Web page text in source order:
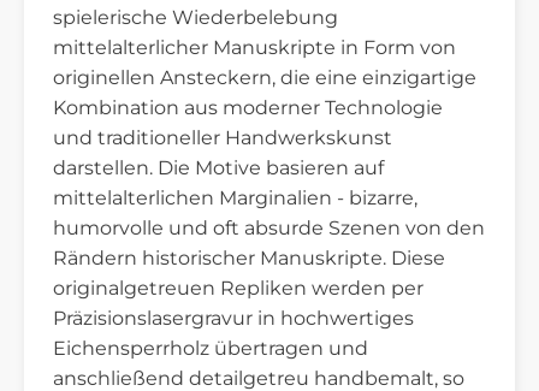
spielerische Wiederbelebung
mittelalterlicher Manuskripte in Form von
originellen Ansteckern, die eine einzigartige
Kombination aus moderner Technologie
und traditioneller Handwerkskunst
darstellen. Die Motive basieren auf
mittelalterlichen Marginalien - bizarre,
humorvolle und oft absurde Szenen von den
Rändern historischer Manuskripte. Diese
originalgetreuen Repliken werden per
Präzisionslasergravur in hochwertiges
Eichensperrholz übertragen und
anschließend detailgetreu handbemalt, so